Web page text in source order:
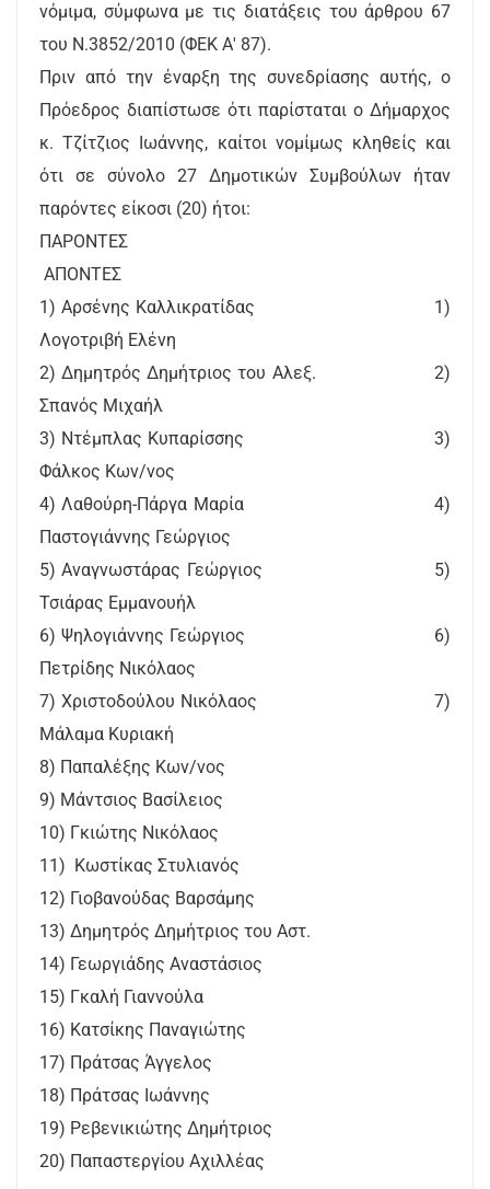
νόμιμα, σύμφωνα με τις διατάξεις του άρθρου 67
του Ν.3852/2010 (ΦΕΚ Α' 87).
Πριν από την έναρξη της συνεδρίασης αυτής, ο
Πρόεδρος διαπίστωσε ότι παρίσταται ο Δήμαρχος
κ. Τζίτζιος Ιωάννης, καίτοι νομίμως κληθείς και
ότι σε σύνολο 27 Δημοτικών Συμβούλων ήταν
παρόντες είκοσι (20) ήτοι:
ΠΑΡΟΝΤΕΣ
ΑΠΟΝΤΕΣ
1) Αρσένης Καλλικρατίδας 1)
Λογοτριβή Ελένη
2) Δημητρός Δημήτριος του Αλεξ. 2)
Σπανός Μιχαήλ
3) Ντέμπλας Κυπαρίσσης 3)
Φάλκος Κων/νος
4) Λαθούρη-Πάργα Μαρία 4)
Παστογιάννης Γεώργιος
5) Αναγνωστάρας Γεώργιος 5)
Τσιάρας Εμμανουήλ
6) Ψηλογιάννης Γεώργιος 6)
Πετρίδης Νικόλαος
7) Χριστοδούλου Νικόλαος 7)
Μάλαμα Κυριακή
8) Παπαλέξης Κων/νος
9) Μάντσιος Βασίλειος
10) Γκιώτης Νικόλαος
11) Κωστίκας Στυλιανός
12) Γιοβανούδας Βαρσάμης
13) Δημητρός Δημήτριος του Αστ.
14) Γεωργιάδης Αναστάσιος
15) Γκαλή Γιαννούλα
16) Κατσίκης Παναγιώτης
17) Πράτσας Άγγελος
18) Πράτσας Ιωάννης
19) Ρεβενικιώτης Δημήτριος
20) Παπαστεργίου Αχιλλέας